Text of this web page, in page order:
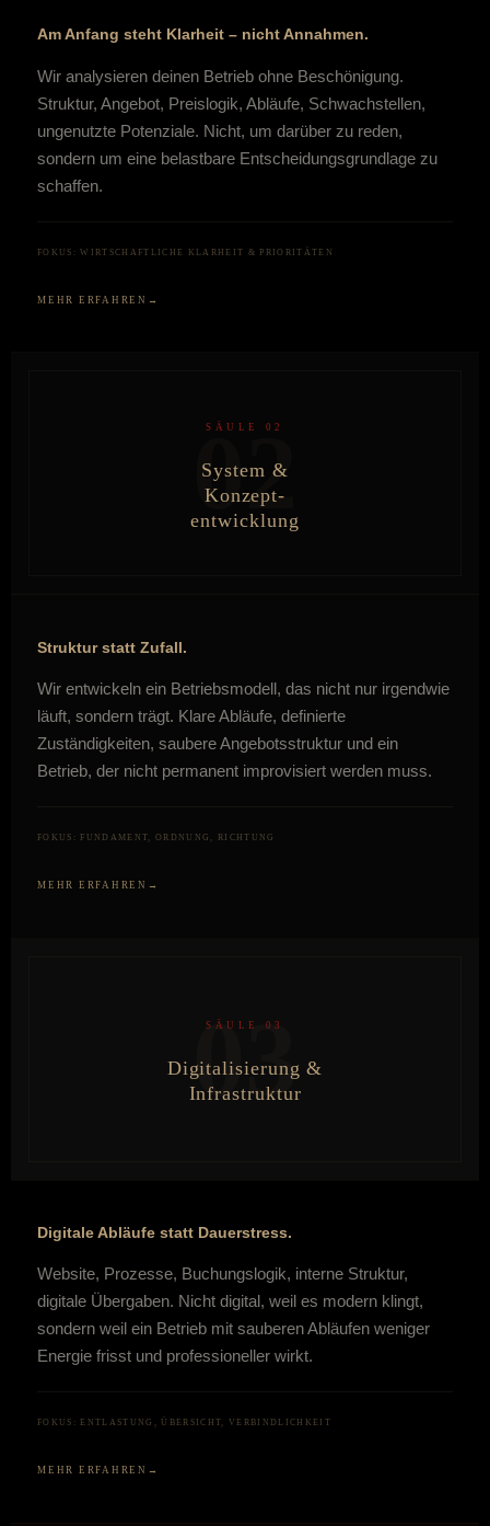
Am Anfang steht Klarheit – nicht Annahmen.
Wir analysieren deinen Betrieb ohne Beschönigung.
Struktur, Angebot, Preislogik, Abläufe, Schwachstellen,
ungenutzte Potenziale. Nicht, um darüber zu reden,
sondern um eine belastbare Entscheidungsgrundlage zu
schaffen.
FOKUS: WIRTSCHAFTLICHE KLARHEIT & PRIORITÄTEN
MEHR ERFAHREN
02
SÄULE 02
System &
Konzept-
entwicklung
Struktur statt Zufall.
Wir entwickeln ein Betriebsmodell, das nicht nur irgendwie
läuft, sondern trägt. Klare Abläufe, definierte
Zuständigkeiten, saubere Angebotsstruktur und ein
Betrieb, der nicht permanent improvisiert werden muss.
FOKUS: FUNDAMENT, ORDNUNG, RICHTUNG
MEHR ERFAHREN
03
SÄULE 03
Digitalisierung &
Infrastruktur
Digitale Abläufe statt Dauerstress.
Website, Prozesse, Buchungslogik, interne Struktur,
digitale Übergaben. Nicht digital, weil es modern klingt,
sondern weil ein Betrieb mit sauberen Abläufen weniger
Energie frisst und professioneller wirkt.
FOKUS: ENTLASTUNG, ÜBERSICHT, VERBINDLICHKEIT
MEHR ERFAHREN